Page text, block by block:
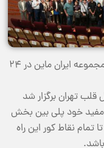
همایش بازاریابی و فروش مدرن به میزبانی مجموعه ایران ماین در ۲۴
تهران برگزار شد
مفید خود پلی بین بخش
نقاط کور این راه